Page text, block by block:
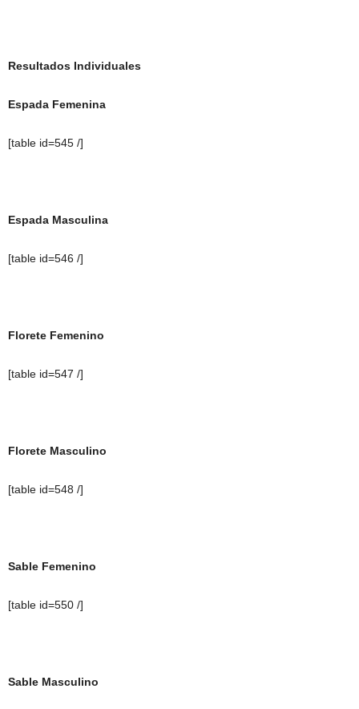
Resultados Individuales
Espada Femenina
[table id=545 /]
Espada Masculina
[table id=546 /]
Florete Femenino
[table id=547 /]
Florete Masculino
[table id=548 /]
Sable Femenino
[table id=550 /]
Sable Masculino